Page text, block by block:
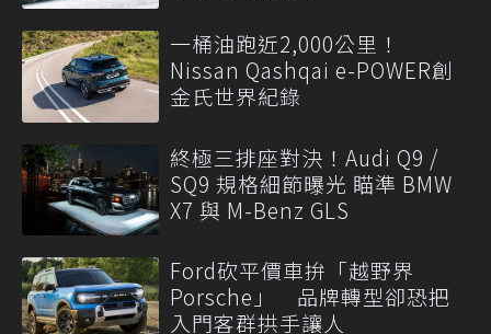
一桶油跑近2,000公里！
Nissan Qashqai e-POWER創
金氏世界紀錄
終極三排座對決！Audi Q9 /
SQ9 規格細節曝光 瞄準 BMW
X7 與 M-Benz GLS
Ford砍平價車拚「越野界
Porsche」 品牌轉型卻恐把
入門客群拱手讓人